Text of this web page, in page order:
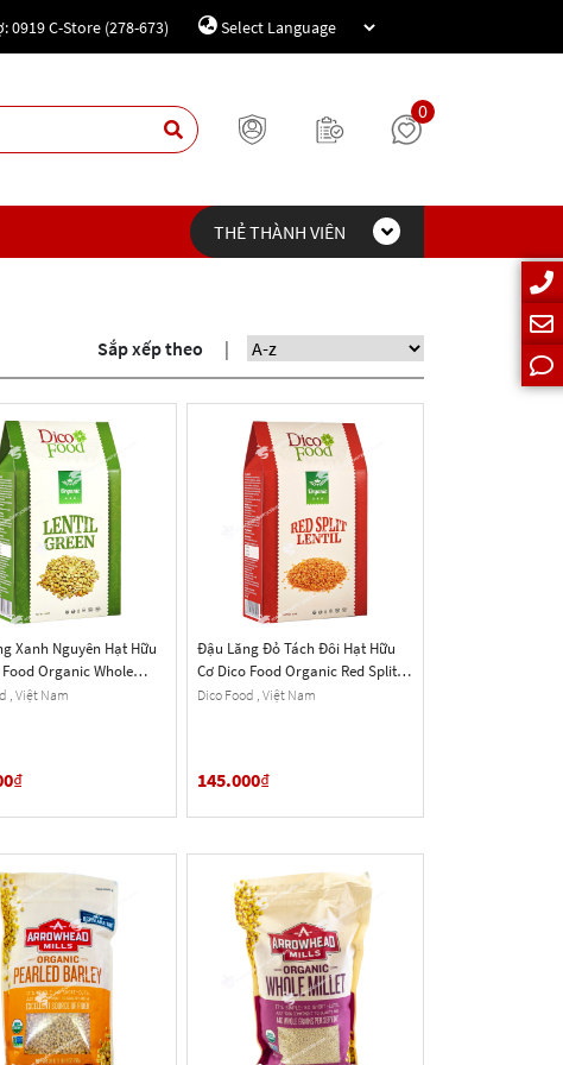
0919 C-Store (278-673)
0
THẺ THÀNH VIÊN
Sắp xếp theo |
Xanh Nguyên Hạt Hữu
Organic Whole
Hộp 453g (16 Oz.)
, Việt Nam
₫
Đậu Lăng Đỏ Tách Đôi Hạt Hữu
Cơ Dico Food Organic Red Split
Lentils, Hộp 453g (16 Oz.)
Dico Food , Việt Nam
145.000₫